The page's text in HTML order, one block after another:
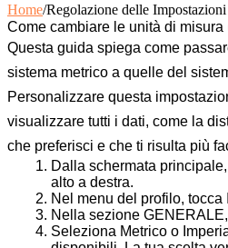
Home/Regolazione delle
Come cambiare le unità di
Questa guida spiega come
sistema metrico a quelle del
Personalizzare questa
visualizzare tutti i dati, come la
che preferisci e che ti risulta più
Dalla schermata
alto a destra.
Nel menu del profilo, tocca
Nella sezione GENERALE
Seleziona Metrico o